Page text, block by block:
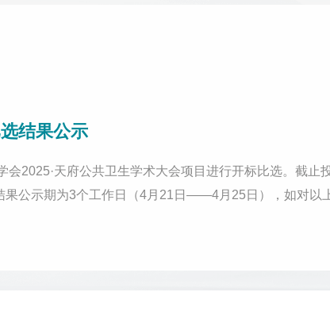
结果公示
2025·天府公共卫生学术大会项目进行开标比选。截止
公示期为3个工作日（4月21日——4月25日），如对以